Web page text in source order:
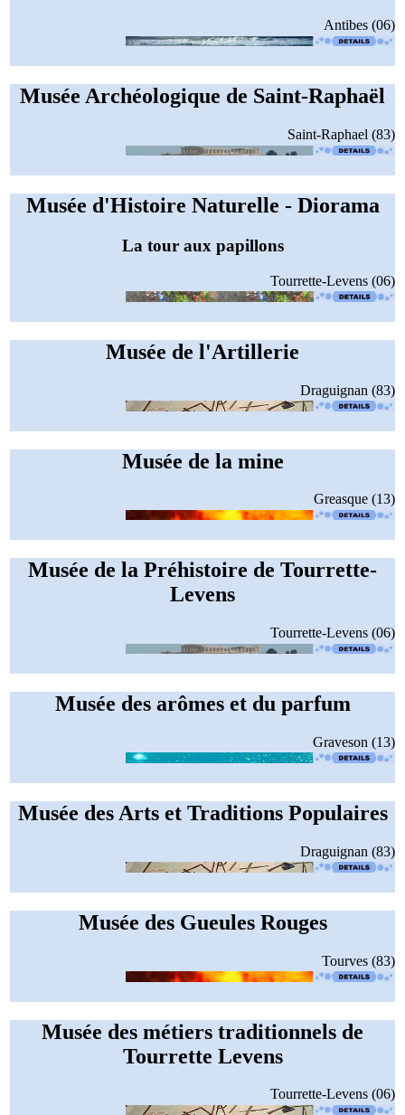
Antibes (06)
Musée Archéologique de Saint-Raphaël
Saint-Raphael (83)
Musée d'Histoire Naturelle - Diorama
La tour aux papillons
Tourrette-Levens (06)
Musée de l'Artillerie
Draguignan (83)
Musée de la mine
Greasque (13)
Musée de la Préhistoire de Tourrette-
Levens
Tourrette-Levens (06)
Musée des arômes et du parfum
Graveson (13)
Musée des Arts et Traditions Populaires
Draguignan (83)
Musée des Gueules Rouges
Tourves (83)
Musée des métiers traditionnels de
Tourrette Levens
Tourrette-Levens (06)